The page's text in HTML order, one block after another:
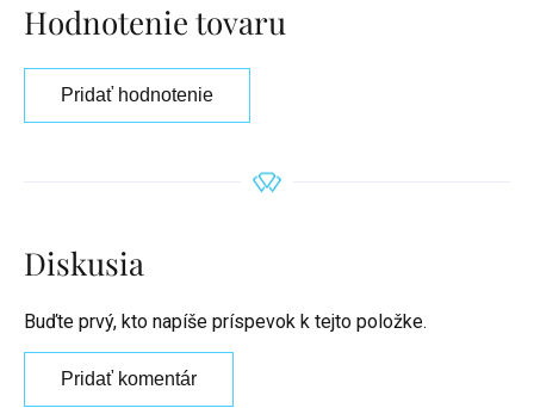
Hodnotenie tovaru
Pridať hodnotenie
Diskusia
Buďte prvý, kto napíše príspevok k tejto položke.
Pridať komentár